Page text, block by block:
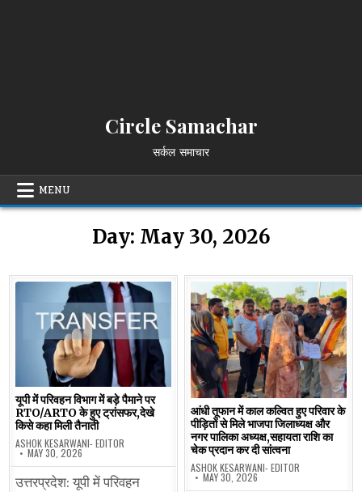
Circle Samachar
सर्कल समाचार
MENU
Day: May 30, 2026
यूपी में परिवहन विभाग में बड़े पैमाने पर
RTO/ARTO के हुए ट्रांसफर,देखे
किसे कहा मिली तैनाती
ASHOK KESARWANI- EDITOR
MAY 30, 2026
उत्तरप्रदेश: यूपी में परिवहन
आंधी तूफान में काल कल्वित हुए परिवार के
पीड़ितों से मिले भाजपा जिलाध्यक्ष और
नगर पालिका अध्यक्ष,सहायता राशि का
चेक प्रदान कर दी सांत्वना
ASHOK KESARWANI- EDITOR
MAY 30, 2026